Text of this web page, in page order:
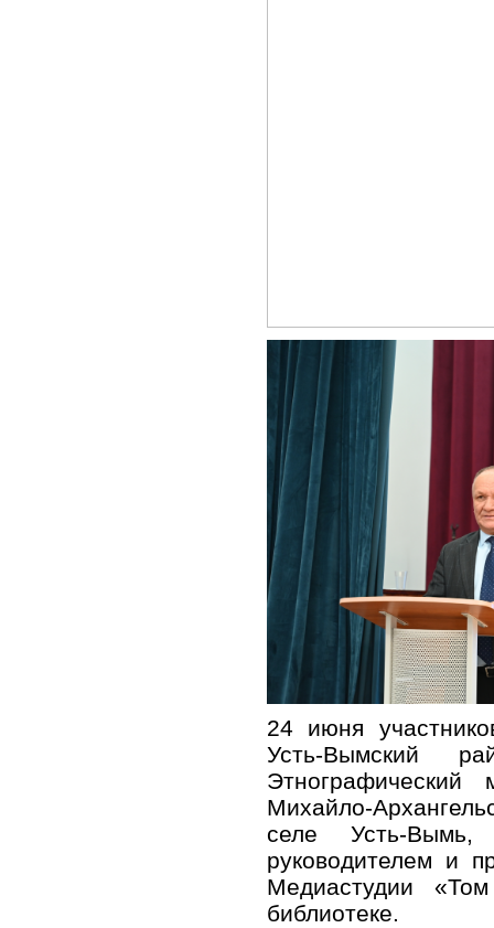
24 июня
Усть-Вымский
Этнографический
Михайло-
селе Усть-
руководителем и
Медиастудии
библиотеке.